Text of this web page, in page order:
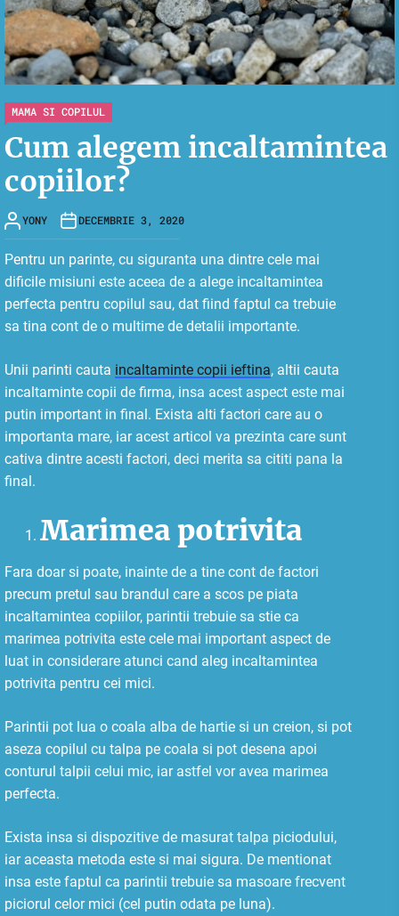
MAMA SI COPILUL
Cum alegem incaltamintea
copiilor?
YONY DECEMBRIE 3, 2020
Pentru un parinte, cu siguranta una dintre cele mai
dificile misiuni este aceea de a alege incaltamintea
perfecta pentru copilul sau, dat fiind faptul ca trebuie
sa tina cont de o multime de detalii importante.
Unii parinti cauta incaltaminte copii ieftina, altii cauta
incaltaminte copii de firma, insa acest aspect este mai
putin important in final. Exista alti factori care au o
importanta mare, iar acest articol va prezinta care sunt
cativa dintre acesti factori, deci merita sa cititi pana la
final.
Marimea potrivita
Fara doar si poate, inainte de a tine cont de factori
precum pretul sau brandul care a scos pe piata
incaltamintea copiilor, parintii trebuie sa stie ca
marimea potrivita este cele mai important aspect de
luat in considerare atunci cand aleg incaltamintea
potrivita pentru cei mici.
Parintii pot lua o coala alba de hartie si un creion, si pot
aseza copilul cu talpa pe coala si pot desena apoi
conturul talpii celui mic, iar astfel vor avea marimea
perfecta.
Exista insa si dispozitive de masurat talpa piciodului,
iar aceasta metoda este si mai sigura. De mentionat
insa este faptul ca parintii trebuie sa masoare frecvent
piciorul celor mici (cel putin odata pe luna).